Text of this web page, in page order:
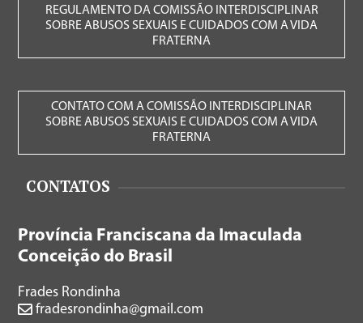
REGULAMENTO DA COMISSÃO INTERDISCIPLINAR
SOBRE ABUSOS SEXUAIS E CUIDADOS COM A VIDA
FRATERNA
CONTATO COM A COMISSÃO INTERDISCIPLINAR
SOBRE ABUSOS SEXUAIS E CUIDADOS COM A VIDA
FRATERNA
CONTATOS
Província Franciscana da Imaculada
Conceição do Brasil
Frades Rondinha
fradesrondinha@gmail.com